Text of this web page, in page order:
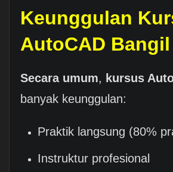
Keunggulan
AutoCAD Bangil
Secara umum, kursus
banyak keunggulan:
Praktik langsung (80%
Instruktur profesional